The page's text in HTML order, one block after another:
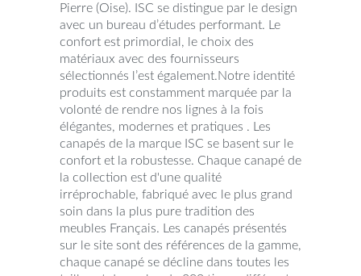
Pierre (Oise). ISC se distingue par le design
avec un bureau d’études performant. Le
confort est primordial, le choix des
matériaux avec des fournisseurs
sélectionnés l’est également.Notre identité
produits est constamment marquée par la
volonté de rendre nos lignes à la fois
élégantes, modernes et pratiques . Les
canapés de la marque ISC se basent sur le
confort et la robustesse. Chaque canapé de
la collection est d'une qualité
irréprochable, fabriqué avec le plus grand
soin dans la plus pure tradition des
meubles Français. Les canapés présentés
sur le site sont des références de la gamme,
chaque canapé se décline dans toutes les